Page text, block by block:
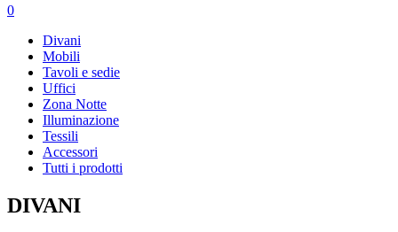
0
Divani
Mobili
Tavoli e sedie
Uffici
Zona Notte
Illuminazione
Tessili
Accessori
Tutti i prodotti
DIVANI